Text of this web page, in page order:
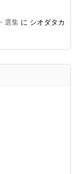
選集 に シオダタカ